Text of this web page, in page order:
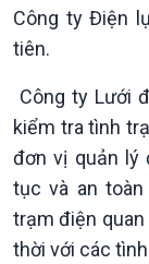
Kinh tế
Trước giờ mở
Dòng chảy Kinh
Sức sống hàng
Khởi nghiệp
Tuyên chiến với
thương mại
Công ty Điện
tiên.
Công ty Lưới
kiểm tra tình
đơn vị quản lý
tục và an
trạm điện
thời với các